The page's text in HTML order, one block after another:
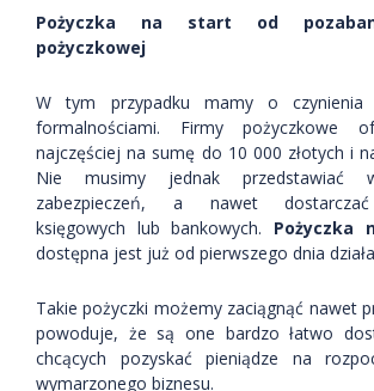
Pożyczka na start od
pożyczkowej
W tym przypadku mamy o czynienia
formalnościami. Firmy pożyczkowe
najczęściej na sumę do 10 000 złotych i
Nie musimy jednak przedstawiać
zabezpieczeń, a nawet
księgowych lub bankowych. Pożyczka
dostępna jest już od pierwszego dnia
Takie pożyczki możemy zaciągnąć nawet
powoduje, że są one bardzo łatwo
chcących pozyskać pieniądze na
wymarzonego biznesu.